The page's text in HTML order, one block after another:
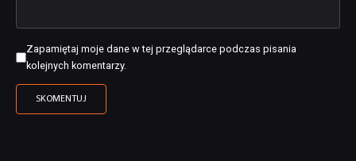
Zapamiętaj moje dane w tej przeglądarce podczas pisania
kolejnych komentarzy.